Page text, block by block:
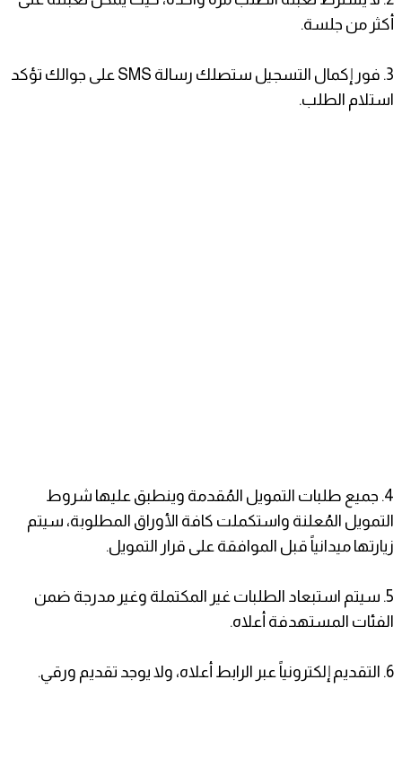
أكثر من جلسة.
3. فور إكمال التسجيل ستصلك رسالة SMS على جوالك تؤكد
استلام الطلب.
4. جميع طلبات التمويل المُقدمة وينطبق عليها شروط
التمويل المُعلنة واستكملت كافة الأوراق المطلوبة، سيتم
زيارتها ميدانياً قبل الموافقة على قرار التمويل.
5. سيتم استبعاد الطلبات غير المكتملة وغير مدرجة ضمن
الفئات المستهدفة أعلاه.
6. التقديم إلكترونياً عبر الرابط أعلاه، ولا يوجد تقديم ورقي.